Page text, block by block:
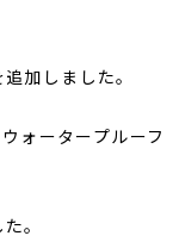
加しました。
ォータープルーフ
。